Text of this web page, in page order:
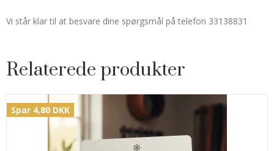
Vi står klar til at besvare dine spørgsmål på telefon 33138831
Relaterede produkter
Spar 4,80 DKK